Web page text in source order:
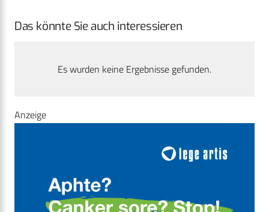
Das könnte Sie auch interessieren
Es wurden keine Ergebnisse gefunden.
Anzeige